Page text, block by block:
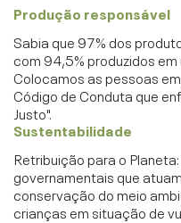
Produção responsável
Sabia que 97% dos
com 94,5% produzidos
Colocamos as pessoas
Código de Conduta que
Justo".
Sustentabilidade
Retribuição para o
governamentais que
conservação do meio
crianças em situação de